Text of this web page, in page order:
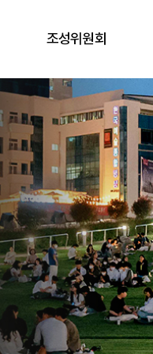
조성위원회